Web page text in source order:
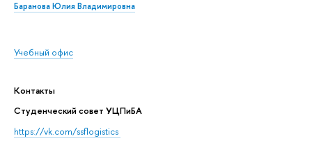
Баранова Юлия Владимировна
Учебный офис
Контакты
Студенческий совет УЦПиБА
https://vk.com/ssflogistics